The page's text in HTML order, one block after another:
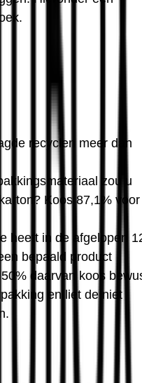
recyclen meer dan
zou u
Koos 87,1% voor
heeft in de afgelopen
bepaald product
daarvan koos
en liet de niet